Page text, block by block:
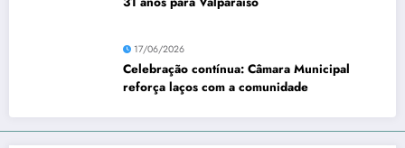
17/06/2026
Celebração contínua: Câmara Municipal
reforça laços com a comunidade